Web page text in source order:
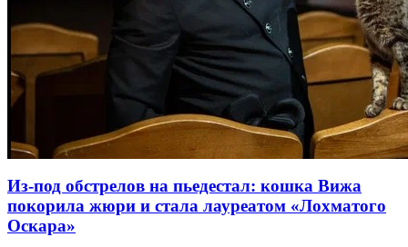
Из-под обстрелов на пьедестал: кошка Вижа
покорила жюри и стала лауреатом «Лохматого
Оскара»